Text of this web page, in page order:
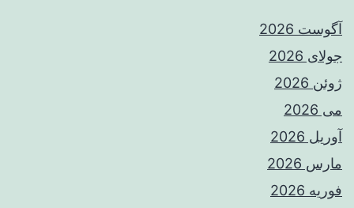
آگوست 2026
جولای 2026
ژوئن 2026
می 2026
آوریل 2026
مارس 2026
فوریه 2026